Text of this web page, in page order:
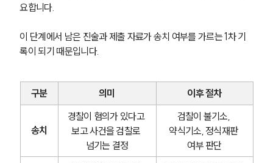
요합니다.
이 단계에서 남은 진술과 제출 자료가 송치 여부를 가르는 1차 기
록이 되기 때문입니다.
구분 의미 이후 절차
송치
경찰이 혐의가 있다고
보고 사건을 검찰로
넘기는 결정
검찰이 불기소,
약식기소, 정식재판
여부 판단